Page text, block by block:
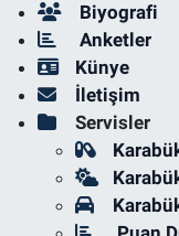
Biyografi
Anketler
Künye
İletişim
Servisler